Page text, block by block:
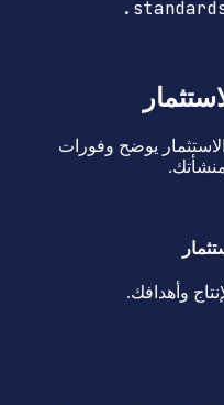
يوضح وفورات
وأهدافك.